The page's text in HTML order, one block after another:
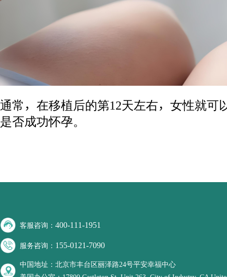
通常，在移植后的第12天左右，女性就可
是否成功怀孕。
客服咨询：400-111-1951
服务咨询： 155-0121-7090
中国地址：北京市丰台区丽泽路24号平安幸福中心